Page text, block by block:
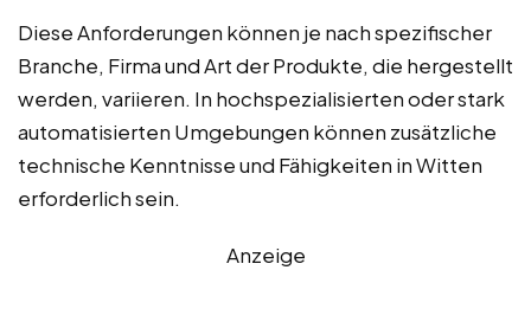
Diese Anforderungen können je nach spezifischer
Branche, Firma und Art der Produkte, die hergestellt
werden, variieren. In hochspezialisierten oder stark
automatisierten Umgebungen können zusätzliche
technische Kenntnisse und Fähigkeiten in Witten
erforderlich sein.
Anzeige